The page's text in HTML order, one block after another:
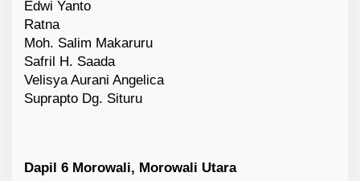
Edwi Yanto
Ratna
Moh. Salim Makaruru
Safril H. Saada
Velisya Aurani Angelica
Suprapto Dg. Situru
Dapil 6 Morowali, Morowali Utara